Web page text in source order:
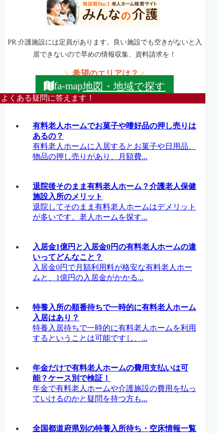
PR:介護施設には定員があります。良い施設でも空きがないと入
居できないので早めの情報収集、資料請求を！
＼希望のエリアは？／
fa-map地図・地域で探す
よくある疑問に答えます！
有料老人ホームでお菓子や嗜好品の押し売りは
あるの？
有料老人ホームに入居するとお菓子や日用品、
物品の押し売りがあり、月額費...
退院後そのまま有料老人ホーム？介護老人保健
施設入所のメリット
退院してそのまま有料老人ホームはデメリット
が多いです。老人ホームを探す...
入居金1億円と入居金0円の有料老人ホームの違
いってどんなこと？
入居金0円で月額利用料が格安な有料老人ホー
ムと、1億円の入居金がかかる...
特養入所の順番待ちで一時的に有料老人ホーム
入居はあり？
特養入居待ちで一時的に有料老人ホームを利用
するということは可能ですし、...
年金だけで有料老人ホームの費用支払いは可
能？ケース別で検証！
年金で有料老人ホームや介護施設の費用を払っ
ていけるのかと疑問を持つ方も...
全国都道府県別の特養入所待ち・空床情報一覧